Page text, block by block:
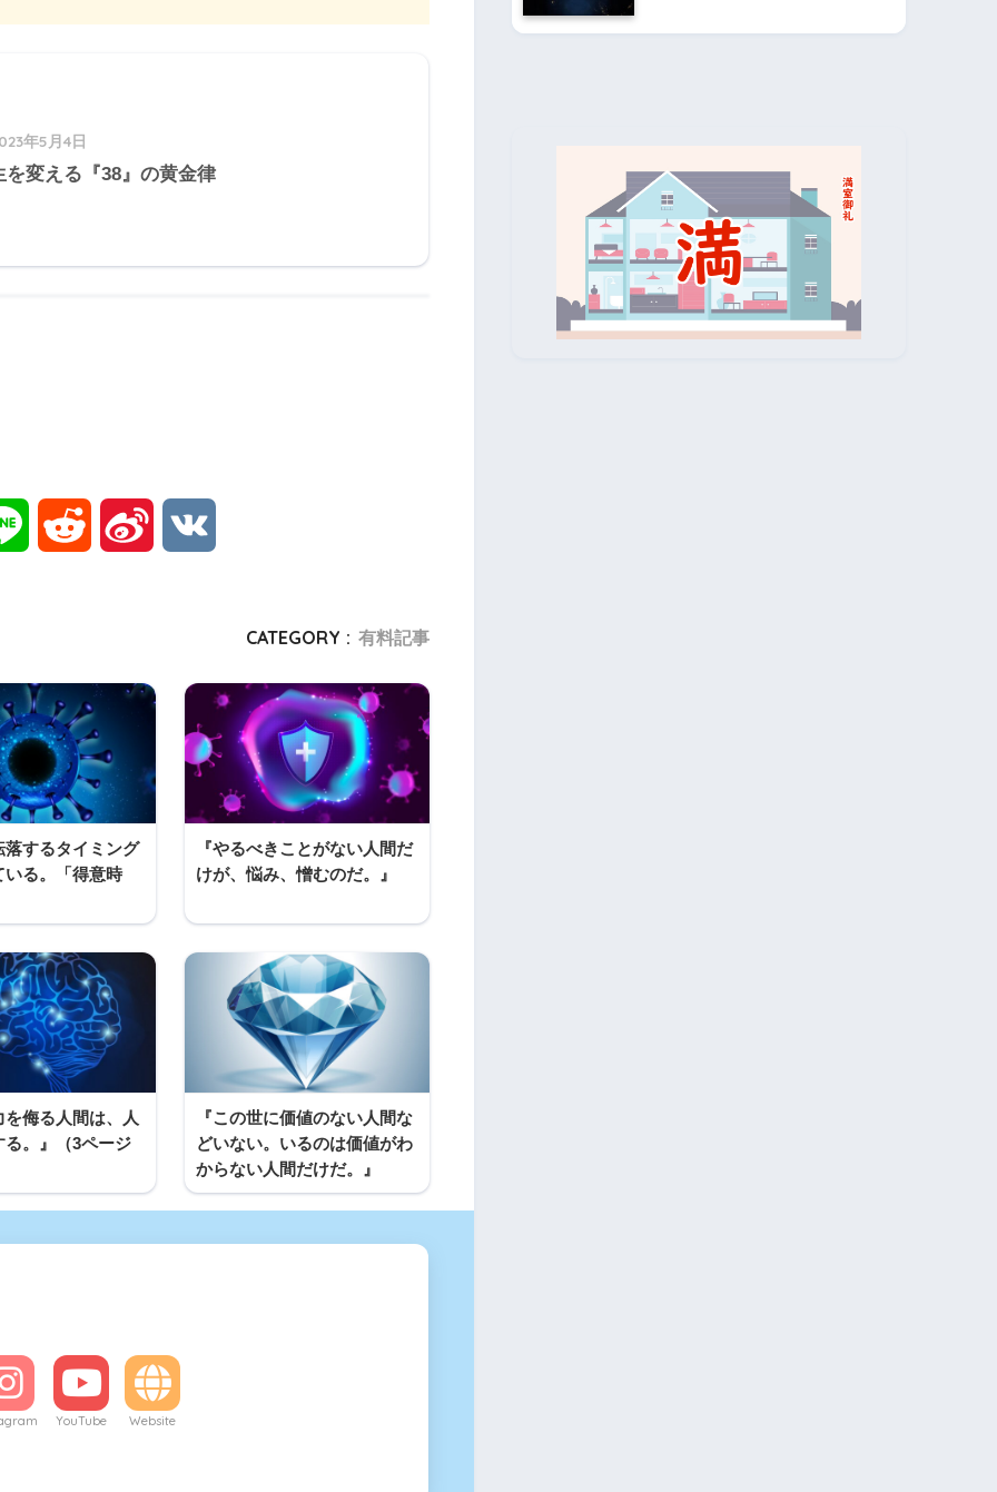
年5月4日
を変える『38』の黄金律
e d
i
t
a
e
CATEGORY : 有料記事
落するタイミング
いる。「得意時
『やるべきことがない人間だ
けが、悩み、憎むのだ。』
侮る人間は、人
る。』（3ページ
『この世に価値のない人間な
どいない。いるのは価値がわ
からない人間だけだ。』
YouTube Website